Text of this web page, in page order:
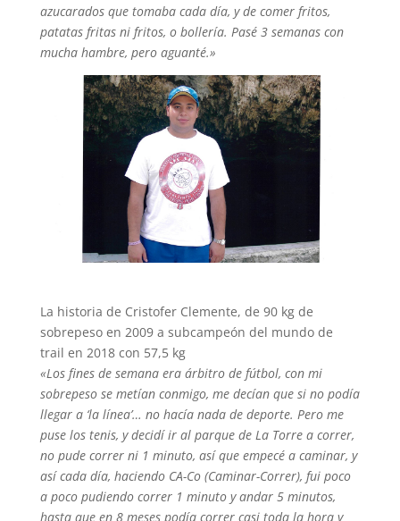
azucarados que tomaba cada día, y de comer fritos,
patatas fritas ni fritos, o bollería. Pasé 3 semanas con
mucha hambre, pero aguanté.»
La historia de Cristofer Clemente, de 90 kg de
sobrepeso en 2009 a subcampeón del mundo de
trail en 2018 con 57,5 kg
«Los fines de semana era árbitro de fútbol, con mi
sobrepeso se metían conmigo, me decían que si no podía
llegar a ‘la línea’… no hacía nada de deporte. Pero me
puse los tenis, y decidí ir al parque de La Torre a correr,
no pude correr ni 1 minuto, así que empecé a caminar, y
así cada día, haciendo CA-Co (Caminar-Correr), fui poco
a poco pudiendo correr 1 minuto y andar 5 minutos,
hasta que en 8 meses podía correr casi toda la hora y